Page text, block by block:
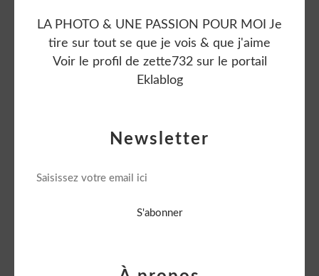
Newsletter
LA PHOTO & UNE PASSION POUR MOI Je
tire sur tout se que je vois & que j'aime
Voir le profil de zette732sur le portail
Eklablog